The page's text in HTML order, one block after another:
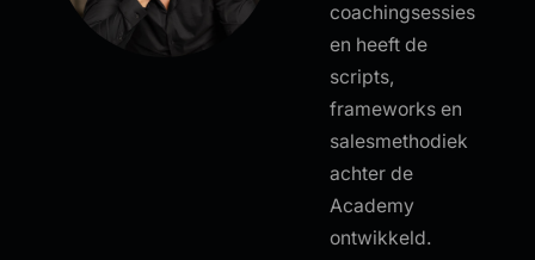
coachingsessies
en heeft de
scripts,
frameworks en
salesmethodiek
achter de
Academy
ontwikkeld.